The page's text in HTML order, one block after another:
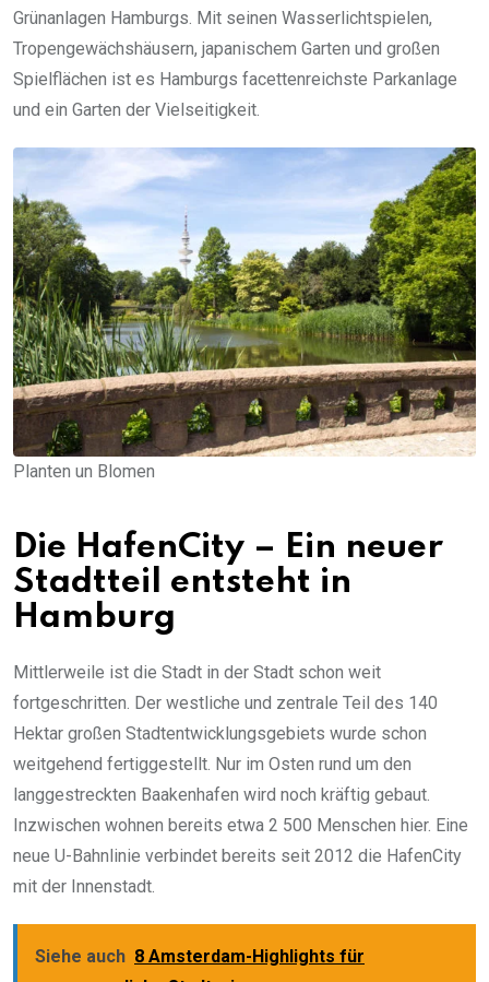
Grünanlagen Hamburgs. Mit seinen Wasserlichtspielen,
Tropengewächshäusern, japanischem Garten und großen
Spielflächen ist es Hamburgs facettenreichste Parkanlage
und ein Garten der Vielseitigkeit.
Planten un Blomen
Die HafenCity – Ein neuer
Stadtteil entsteht in
Hamburg
Mittlerweile ist die Stadt in der Stadt schon weit
fortgeschritten. Der westliche und zentrale Teil des 140
Hektar großen Stadtentwicklungsgebiets wurde schon
weitgehend fertiggestellt. Nur im Osten rund um den
langgestreckten Baakenhafen wird noch kräftig gebaut.
Inzwischen wohnen bereits etwa 2 500 Menschen hier. Eine
neue U-Bahnlinie verbindet bereits seit 2012 die HafenCity
mit der Innenstadt.
Siehe auch 8 Amsterdam-Highlights für